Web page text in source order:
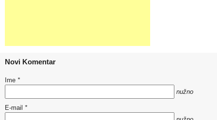
Novi Komentar
Ime *
nužno
E-mail *